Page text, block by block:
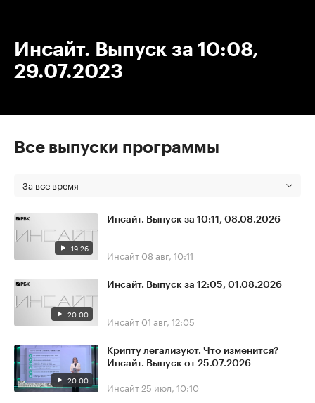
Инсайт. Выпуск за 10:08,
29.07.2023
Все выпуски программы
За все время
19:26
Инсайт. Выпуск за 10:11, 08.08.2026
Инсайт 08 авг, 10:11
20:00
Инсайт. Выпуск за 12:05, 01.08.2026
Инсайт 01 авг, 12:05
20:00
Крипту легализуют. Что изменится?
Инсайт. Выпуск от 25.07.2026
Инсайт 25 июл, 10:10